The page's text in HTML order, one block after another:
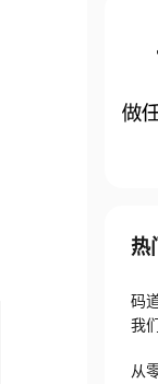
热
码
我
从